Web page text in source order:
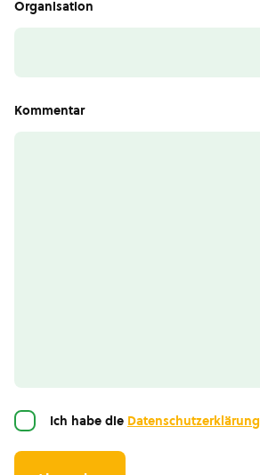
Organisation
Kommentar
EinwilligungIch habe die Datenschutzerklärung